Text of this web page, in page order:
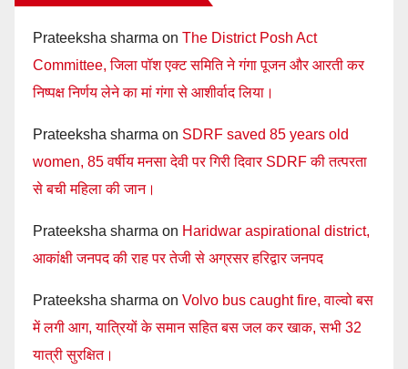
Prateeksha sharma on The District Posh Act
Committee, जिला पॉश एक्ट समिति ने गंगा पूजन और आरती कर
निष्पक्ष निर्णय लेने का मां गंगा से आशीर्वाद लिया।
Prateeksha sharma on SDRF saved 85 years old
women, 85 वर्षीय मनसा देवी पर गिरी दिवार SDRF की तत्परता
से बची महिला की जान।
Prateeksha sharma on Haridwar aspirational district,
आकांक्षी जनपद की राह पर तेजी से अग्रसर हरिद्वार जनपद
Prateeksha sharma on Volvo bus caught fire, वाल्वो बस
में लगी आग, यात्रियों के समान सहित बस जल कर खाक, सभी 32
यात्री सुरक्षित।